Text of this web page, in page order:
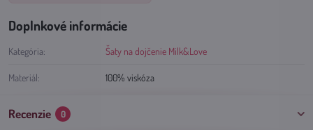
Doplnkové informácie
Kategória: Šaty na dojčenie Milk&Love
Materiál: 100% viskóza
Recenzie 0